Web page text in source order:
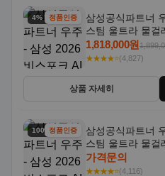
4% 할인정품인증
삼성공식파트너
스팀 울트라 물걸
레이지 AAG
1,818,000원
★★★★⭐(4,827)
상품 자세히
100% 할인
정품인증
삼성공식파트너
스팀 울트라 물걸
콜 AAH
가격문의
★★★★⭐(4,116)